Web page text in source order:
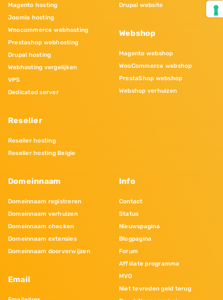
Magento hosting
Joomla hosting
Woocommerce webhosting
Prestashop webhosting
Drupal hosting
Webhosting vergelijken
VPS
Dedicated server
Reseller
Reseller hosting
Reseller hosting Belgie
Drupal website
Webshop
Magento webshop
WooCommerce webshop
PrestaShop webshop
Webshop verhuizen
Domeinnaam
Domeinnaam registreren
Domeinnaam verhuizen
Domeinnaam checken
Domeinnaam extensies
Domeinnaam doorverwijzen
Email
Info
Contact
Status
Nieuwspagina
Blogpagina
Forum
Affiliate programma
MVO
Niet tevreden geld terug